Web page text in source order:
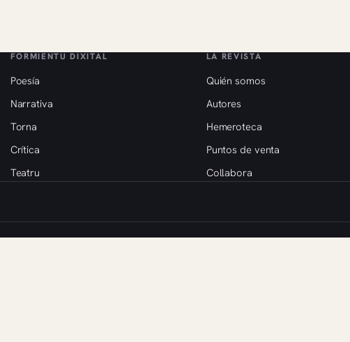
FORMIENTU DIXITAL
Poesía
Narrativa
Torna
Crítica
Teatru
LA REVISTA
Quién somos
Autores
Hemeroteca
Puntos de venta
Collabora